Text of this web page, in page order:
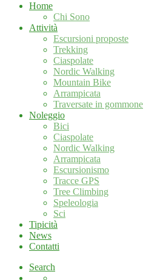
Home
Chi Sono
Attività
Escursioni proposte
Trekking
Ciaspolate
Nordic Walking
Mountain Bike
Arrampicata
Traversate in gommone
Noleggio
Bici
Ciaspolate
Nordic Walking
Arrampicata
Escursionismo
Tracce GPS
Tree Climbing
Speleologia
Sci
Tipicità
News
Contatti
Search